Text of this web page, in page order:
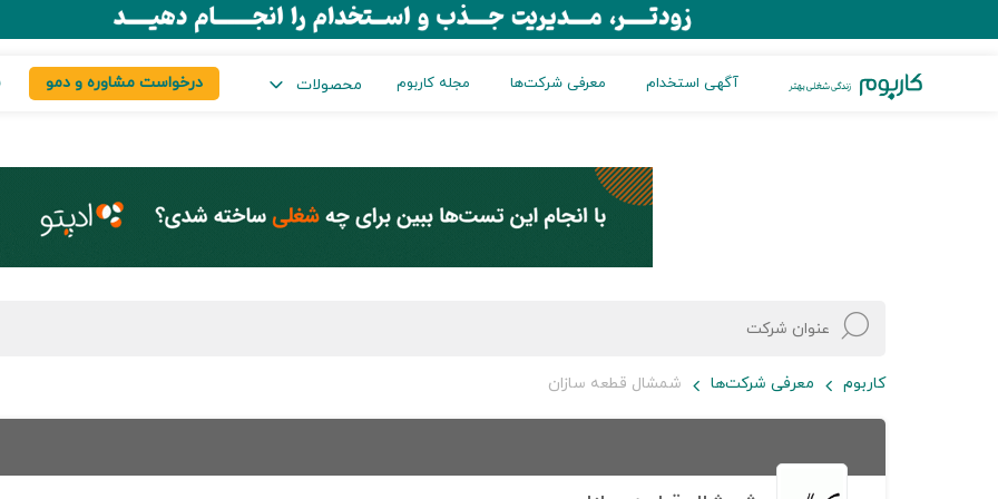
آگهی استخدام معرفی شرکت‌ها مجله کاربوم محصولات درخواست مشاوره و دمو
کاربوم معرفی شرکت‌ها شمشال قطعه سازان